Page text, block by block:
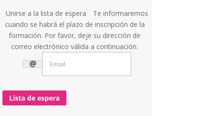
Unirse a la lista de espera
Te informaremos
cuando se habrá el plazo de inscripción de la
formación. Por favor, deje su dirección de
correo electrónico válida a continuación.
Lista de espera